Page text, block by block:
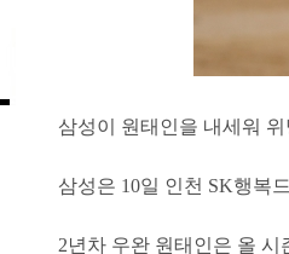
삼성이 원태인을 내세워
삼성은 10일 인천 SK행복
2년차 우완 원태인은 올 시